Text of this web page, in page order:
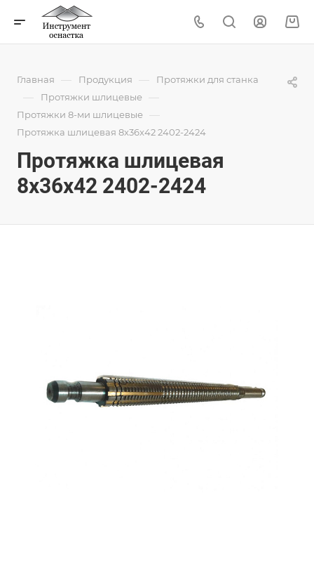
Главная — Продукция — Протяжки для станка
— Протяжки шлицевые —
Протяжки 8-ми шлицевые —
Протяжка шлицевая 8x36x42 2402-2424
Протяжка шлицевая
8x36x42 2402-2424